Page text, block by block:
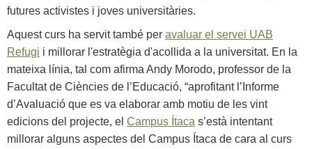
futures activistes i joves universitàries.
Aquest curs ha servit també per avaluar el servei UAB
Refugi i millorar l'estratègia d'acollida a la universitat. En la
mateixa línia, tal com afirma Andy Morodo, professor de la
Facultat de Ciències de l’Educació, “aprofitant l’Informe
d’Avaluació que es va elaborar amb motiu de les vint
edicions del projecte, el Campus Ítaca s’està intentant
millorar alguns aspectes del Campus Ítaca de cara al curs